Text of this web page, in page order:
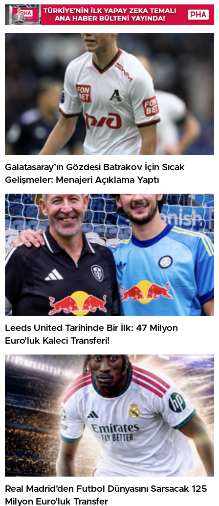
Galatasaray’ın Gözdesi Batrakov İçin Sıcak
Gelişmeler: Menajeri Açıklama Yaptı
Leeds United Tarihinde Bir İlk: 47 Milyon
Euro’luk Kaleci Transferi!
Real Madrid’den Futbol Dünyasını Sarsacak 125
Milyon Euro’luk Transfer